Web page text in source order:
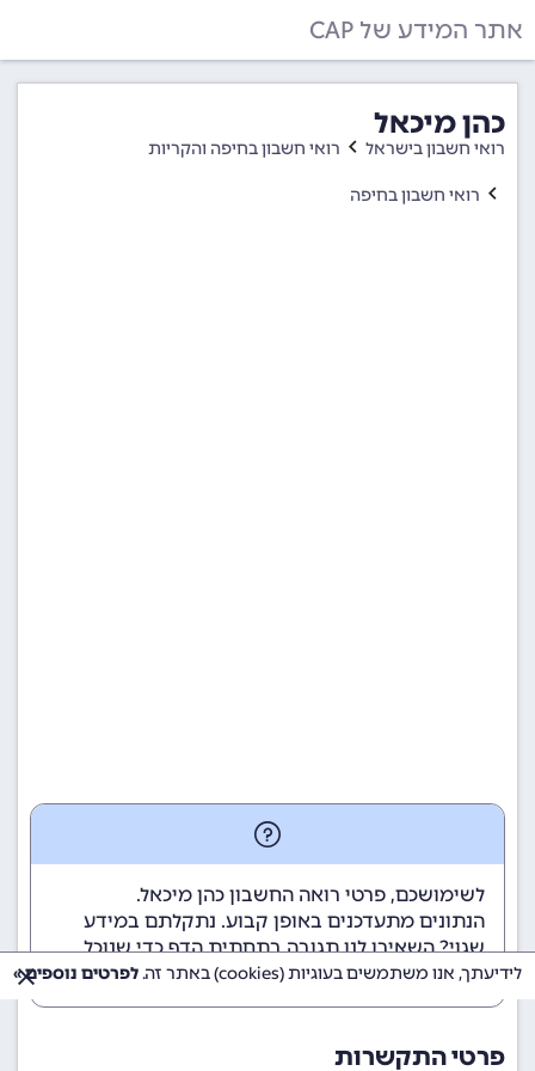
אתר המידע של CAP
כהן מיכאל
רואי חשבון בישראל רואי חשבון בחיפה והקריות
רואי חשבון בחיפה
לשימושכם, פרטי רואה החשבון כהן מיכאל.
הנתונים מתעדכנים באופן קבוע. נתקלתם במידע
שגוי? השאירו לנו תגובה בתחתית הדף כדי שנוכל
לטפל בבעיה בהקדם.
פרטי התקשרות
לידיעתך, אנו משתמשים בעוגיות (cookies) באתר זה. לפרטים נוספים »